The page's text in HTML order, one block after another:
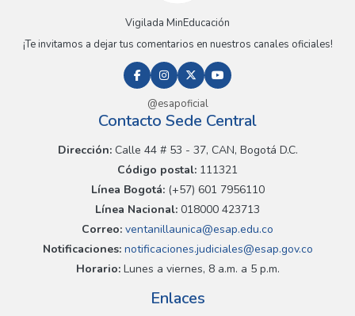
Vigilada MinEducación
¡Te invitamos a dejar tus comentarios en nuestros canales oficiales!
@esapoficial
Contacto Sede Central
Dirección:Calle 44 # 53 - 37, CAN, Bogotá D.C.
Código postal: 111321
Línea Bogotá:(+57) 601 7956110
Línea Nacional: 018000 423713
Correo: ventanillaunica@esap.edu.co
Notificaciones:notificaciones.judiciales@esap.gov.co
Horario:Lunes a viernes, 8 a.m. a 5 p.m.
Enlaces